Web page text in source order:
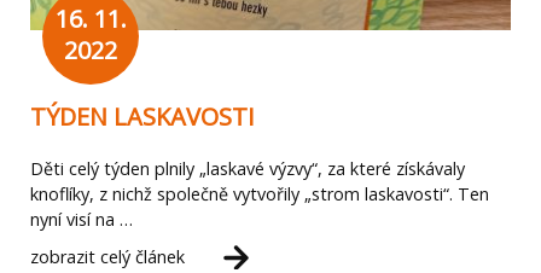
16. 11.
2022
TÝDEN LASKAVOSTI
Děti celý týden plnily „laskavé výzvy“, za které získávaly
knoflíky, z nichž společně vytvořily „strom laskavosti“. Ten
nyní visí na …
zobrazit celý článek